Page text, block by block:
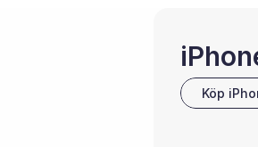
Köp